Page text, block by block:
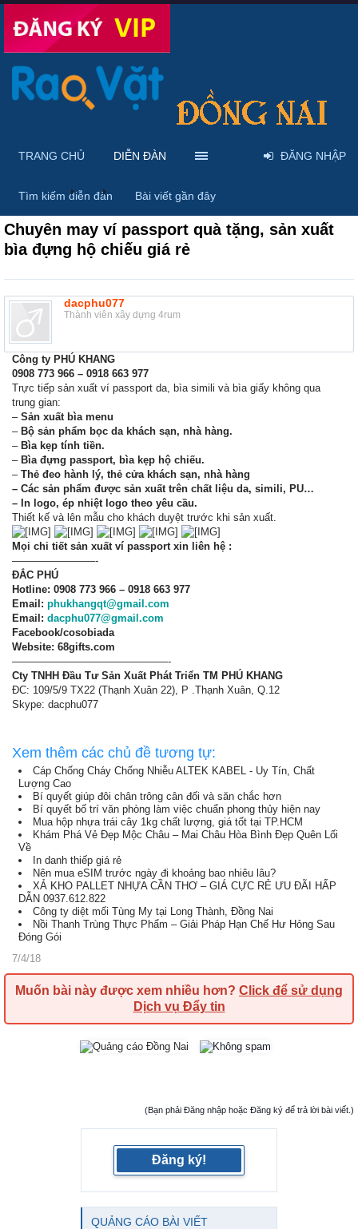
Diễn đàn ... Rao vặt tổng hợp - Uy tín - Miễn phí
Chuyên may ví passport quà tặng, sản xuất
bìa đựng hộ chiếu giá rẻ
dacphu077
Thành viên xây dựng 4rum
Công ty PHÚ KHANG
0908 773 966 – 0918 663 977
Trực tiếp sản xuất ví passport da, bìa simili và bìa giấy không qua
trung gian:
– Sản xuất bìa menu
– Bộ sản phẩm bọc da khách sạn, nhà hàng.
– Bìa kẹp tính tiền.
– Bìa đựng passport, bìa kẹp hộ chiếu.
– Thẻ đeo hành lý, thẻ cửa khách sạn, nhà hàng
– Các sản phẩm được sản xuất trên chất liệu da, simili, PU…
– In logo, ép nhiệt logo theo yêu cầu.
Thiết kế và lên mẫu cho khách duyệt trước khi sản xuất.
Mọi chi tiết sản xuất ví passport xin liên hệ :
————————-
ĐẮC PHÚ
Hotline: 0908 773 966 – 0918 663 977
Email: phukhangqt@gmail.com
Email: dacphu077@gmail.com
Facebook/cosobiada
Website: 68gifts.com
———————————————-
Cty TNHH Đầu Tư Sản Xuất Phát Triển TM PHÚ KHANG
ĐC: 109/5/9 TX22 (Thạnh Xuân 22), P .Thạnh Xuân, Q.12
Skype: dacphu077
Xem thêm các chủ đề tương tự:
Cáp Chống Cháy Chống Nhiễu ALTEK KABEL - Uy Tín, Chất
Lượng Cao
Bí quyết giúp đôi chân trông cân đối và săn chắc hơn
Bí quyết bố trí văn phòng làm việc chuẩn phong thủy hiện nay
Mua hộp nhựa trái cây 1kg chất lượng, giá tốt tại TP.HCM
Khám Phá Vẻ Đẹp Mộc Châu – Mai Châu Hòa Bình Đẹp Quên Lối
Về
In danh thiếp giá rẻ
Nên mua eSIM trước ngày đi khoảng bao nhiêu lâu?
XẢ KHO PALLET NHỰA CẦN THƠ – GIÁ CỰC RẺ ƯU ĐÃI HẤP
DẪN 0937.612.822
Công ty diệt mối Tùng My tại Long Thành, Đồng Nai
Nồi Thanh Trùng Thực Phẩm – Giải Pháp Hạn Chế Hư Hỏng Sau
Đóng Gói
7/4/18
Muốn bài này được xem nhiều hơn? Click để sử dụng
Dịch vụ Đẩy tin
(Bạn phải Đăng nhập hoặc Đăng ký để trả lời bài viết.)
Đăng ký!
QUẢNG CÁO BÀI VIẾT
TRANG CHỦ DIỄN ĐÀN
Tìm kiếm diễn đàn Bài viết gần đây
ĐĂNG NHẬP